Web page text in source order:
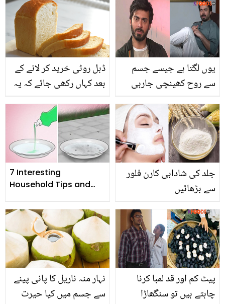
نجات کے چند طریقے ۔۔۔
الفاظ کہے تھے؟ اداکار بتاتے
ہوئے رو پڑے
ڈبل روٹی خرید کر لانے کے
بعد کہاں رکھی جائے کہ یہ
پھپوندی بھی نہ لگے؟
جانیں ہر وقت تازہ ڈبل
روٹی حاصل کرنے کا آسان
طریقہ
یوں لگتا ہے جیسے جسم
سے روح کھینچی جارہی
بیماری کے بارے میں
انکشاف
7 Interesting
Household Tips and
جلد کی شادابی کارن فلور
سے بڑھائیں
نہار منہ ناریل کا پانی پینے
سے جسم میں کیا حیرت
پیٹ کم اور قد لمبا کرنا
چاہتے ہیں تو سنگھاڑا